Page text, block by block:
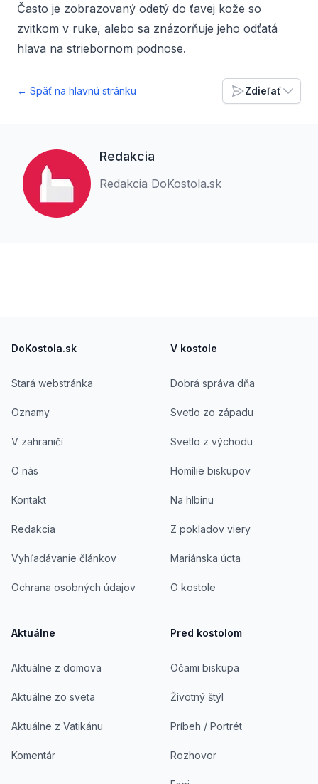
Často je zobrazovaný odetý do ťavej kože so
zvitkom v ruke, alebo sa znázorňuje jeho odťatá
hlava na striebornom podnose.
← Späť na hlavnú stránku Zdieľať
Redakcia
Redakcia DoKostola.sk
DoKostola.sk
Stará webstránka
Oznamy
V zahraničí
O nás
Kontakt
Redakcia
Vyhľadávanie článkov
Ochrana osobných údajov
Aktuálne
Aktuálne z domova
Aktuálne zo sveta
Aktuálne z Vatikánu
Komentár
V kostole
Dobrá správa dňa
Svetlo zo západu
Svetlo z východu
Homílie biskupov
Na hlbinu
Z pokladov viery
Mariánska úcta
O kostole
Pred kostolom
Očami biskupa
Životný štýl
Príbeh / Portrét
Rozhovor